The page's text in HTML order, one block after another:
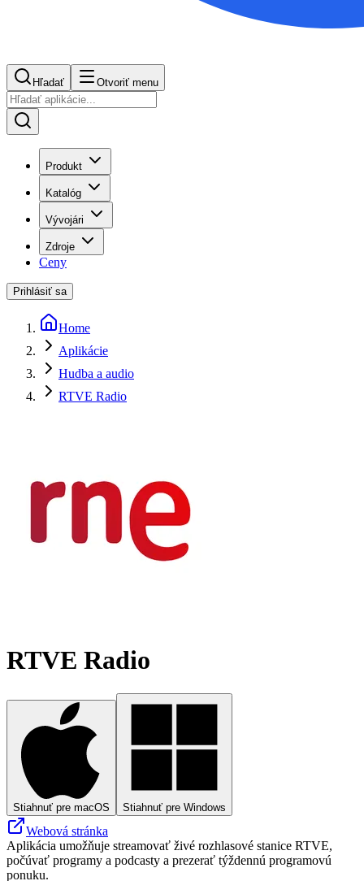
Hľadať Otvoriť menu
Produkt
Katalóg
Vývojári
Zdroje
Ceny
Prihlásiť sa
Home
Aplikácie
Hudba a audio
RTVE Radio
RTVE Radio
Stiahnuť pre macOS Stiahnuť pre Windows
Webová stránka
Aplikácia umožňuje streamovať živé rozhlasové stanice RTVE,
počúvať programy a podcasty a prezerať týždennú programovú
ponuku.